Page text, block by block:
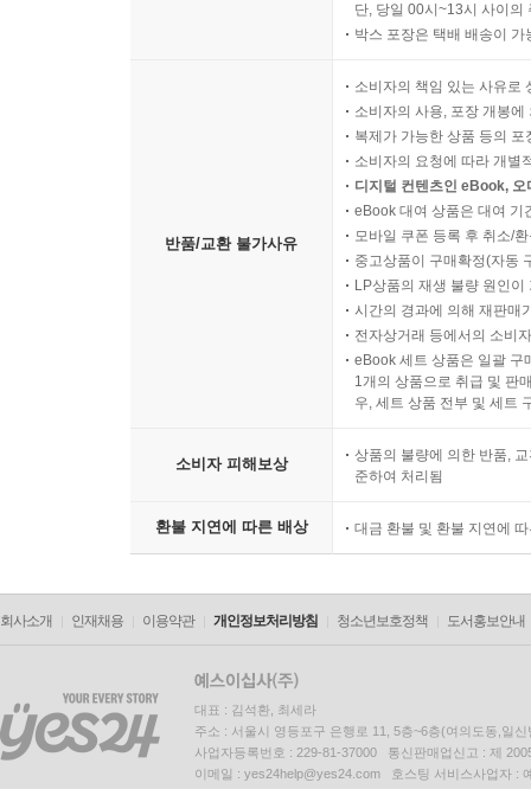
단, 당일 00시~13시 사이의
박스 포장은 택배 배송이
반품/교환 불가사유
소비자의 책임 있는 사유로
소비자의 사용, 포장 개봉
복제가 가능한 상품 등의
소비자의 요청에 따라 개별
디지털 컨텐츠인 eBook,
eBook 대여 상품은 대여 기
모바일 쿠폰 등록 후 취소/
중고상품이 구매확정(자동
LP상품의 재생 불량 원인
시간의 경과에 의해 재판매
전자상거래 등에서의 소비
eBook 세트 상품은 일괄 구
1개의 상품으로 취급 및 판
우, 세트 상품 전부 및 세트
소비자 피해보상
상품의 불량에 의한 반품,
준하여 처리됨
환불 지연에 따른 배상 대금 환불 및 환불 지연에
회사소개 인재채용 이용약관 개인정보처리방침 청소년보호정책 도서홍보안내
대표 : 김석환, 최세라
주소 : 서울시 영등포구 은행로 11, 5층~6층(여의도동,일신
사업자등록번호 : 229-81-37000 통신판매업신고 : 제
이메일 : yes24help@yes24.com 호스팅 서비스사업자 :